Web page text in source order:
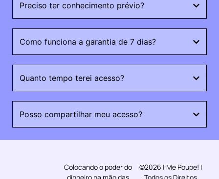
Preciso ter conhecimento prévio?
Como funciona a garantia de 7 dias?
Quanto tempo terei acesso?
Posso compartilhar meu acesso?
Colocando o poder do
©2026 | Me Poupe! |